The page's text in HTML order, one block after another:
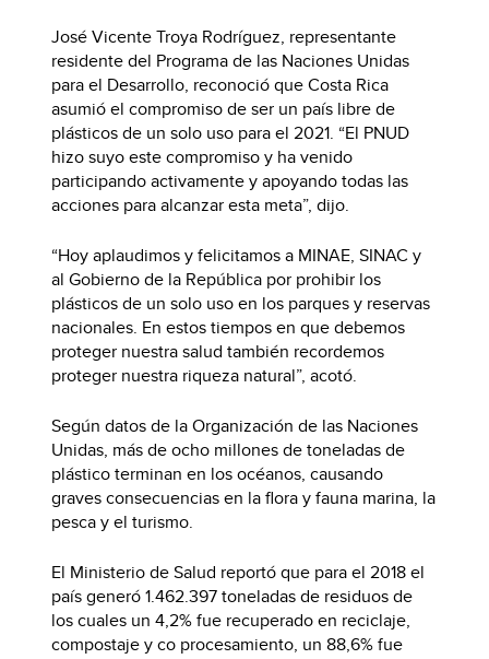
José Vicente Troya Rodríguez, representante
residente del Programa de las Naciones Unidas
para el Desarrollo, reconoció que Costa Rica
asumió el compromiso de ser un país libre de
plásticos de un solo uso para el 2021. “El PNUD
hizo suyo este compromiso y ha venido
participando activamente y apoyando todas las
acciones para alcanzar esta meta”, dijo.
“Hoy aplaudimos y felicitamos a MINAE, SINAC y
al Gobierno de la República por prohibir los
plásticos de un solo uso en los parques y reservas
nacionales. En estos tiempos en que debemos
proteger nuestra salud también recordemos
proteger nuestra riqueza natural”, acotó.
Según datos de la Organización de las Naciones
Unidas, más de ocho millones de toneladas de
plástico terminan en los océanos, causando
graves consecuencias en la flora y fauna marina, la
pesca y el turismo.
El Ministerio de Salud reportó que para el 2018 el
país generó 1.462.397 toneladas de residuos de
los cuales un 4,2% fue recuperado en reciclaje,
compostaje y co procesamiento, un 88,6% fue